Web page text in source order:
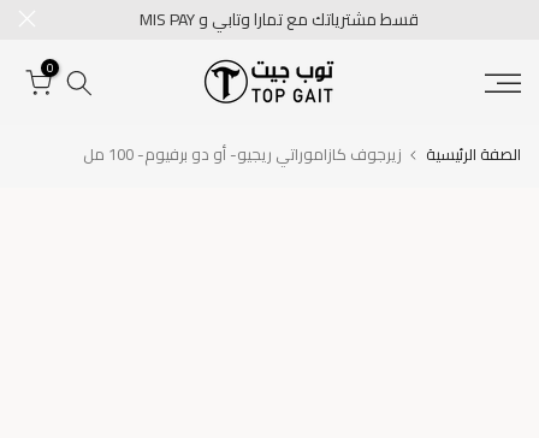
المحتوى
قسط مشترياتك مع تمارا وتابي و MIS PAY
0
الصفة الرئيسية زيرجوف كازاموراتي ريجيو- أو دو برفيوم- 100 مل